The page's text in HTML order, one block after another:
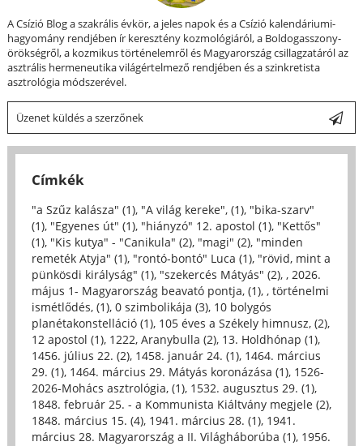
A Csízió Blog a szakrális évkör, a jeles napok és a Csízió kalendáriumi-
hagyomány rendjében ír keresztény kozmológiáról, a Boldogasszony-
örökségről, a kozmikus történelemről és Magyarország csillagzatáról az
asztrális hermeneutika világértelmező rendjében és a szinkretista
asztrológia módszerével.
Üzenet küldés a szerzőnek
Címkék
"a Szűz kalásza" (1), "A világ kereke", (1), "bika-szarv"
(1), "Egyenes út" (1), "hiányzó" 12. apostol (1), "Kettős"
(1), "Kis kutya" - "Canikula" (2), "magi" (2), "minden
remeték Atyja" (1), "rontó-bontó" Luca (1), "rövid, mint a
pünkösdi királyság" (1), "szekercés Mátyás" (2), , 2026.
május 1- Magyarország beavató pontja, (1), , történelmi
ismétlődés, (1), 0 szimbolikája (3), 10 bolygós
planétakonstelláció (1), 105 éves a Székely himnusz, (2),
12 apostol (1), 1222, Aranybulla (2), 13. Holdhónap (1),
1456. július 22. (2), 1458. január 24. (1), 1464. március
29. (1), 1464. március 29. Mátyás koronázása (1), 1526-
2026-Mohács asztrológia, (1), 1532. augusztus 29. (1),
1848. február 25. - a Kommunista Kiáltvány megjele (2),
1848. március 15. (4), 1941. március 28. (1), 1941.
március 28. Magyarország a II. Világháborúba (1), 1956.